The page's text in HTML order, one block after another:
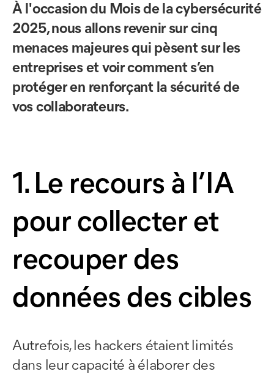
À l'occasion du Mois de la cybersécurité
2025, nous allons revenir sur cinq
menaces majeures qui pèsent sur les
entreprises et voir comment s’en
protéger en renforçant la sécurité de
vos collaborateurs.
1. Le recours à l’IA
pour collecter et
recouper des
données des cibles
Autrefois, les hackers étaient limités
dans leur capacité à élaborer des